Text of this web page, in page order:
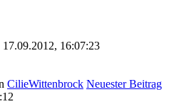
17.09.2012, 16:07:23
CilieWittenbrock Neuester Beitrag